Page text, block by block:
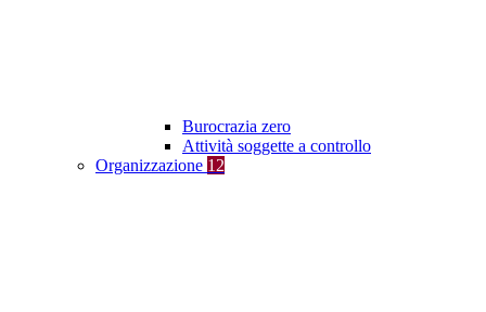
Burocrazia zero
Attività soggette a controllo
Organizzazione 12